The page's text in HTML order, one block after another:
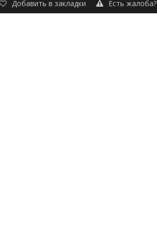
Добавить в закладки Есть жалоба?